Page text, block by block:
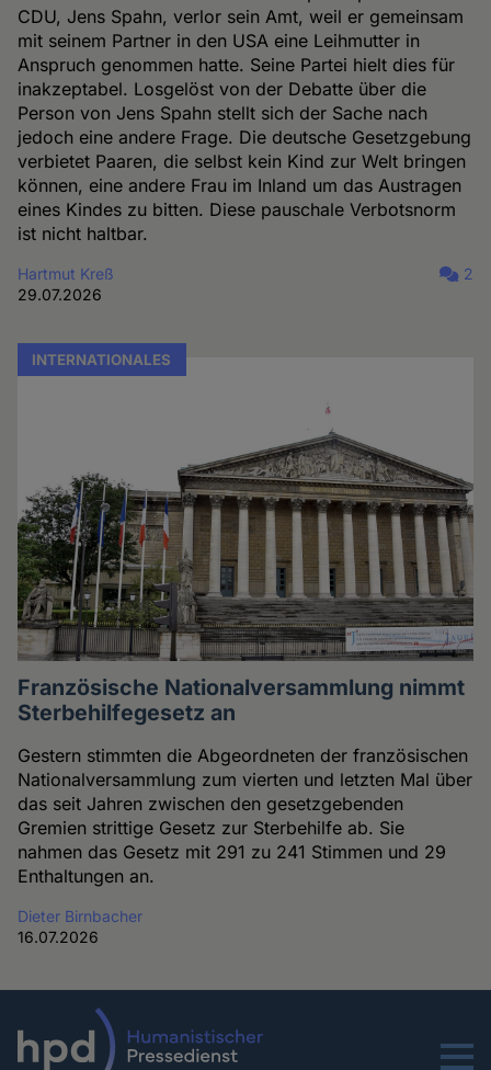
CDU, Jens Spahn, verlor sein Amt, weil er gemeinsam
mit seinem Partner in den USA eine Leihmutter in
Anspruch genommen hatte. Seine Partei hielt dies für
inakzeptabel. Losgelöst von der Debatte über die
Person von Jens Spahn stellt sich der Sache nach
jedoch eine andere Frage. Die deutsche Gesetzgebung
verbietet Paaren, die selbst kein Kind zur Welt bringen
können, eine andere Frau im Inland um das Austragen
eines Kindes zu bitten. Diese pauschale Verbotsnorm
ist nicht haltbar.
Hartmut Kreß
29.07.2026
2
INTERNATIONALES
Französische Nationalversammlung nimmt
Sterbehilfegesetz an
Gestern stimmten die Abgeordneten der französischen
Nationalversammlung zum vierten und letzten Mal über
das seit Jahren zwischen den gesetzgebenden
Gremien strittige Gesetz zur Sterbehilfe ab. Sie
nahmen das Gesetz mit 291 zu 241 Stimmen und 29
Enthaltungen an.
Dieter Birnbacher
16.07.2026
Menu